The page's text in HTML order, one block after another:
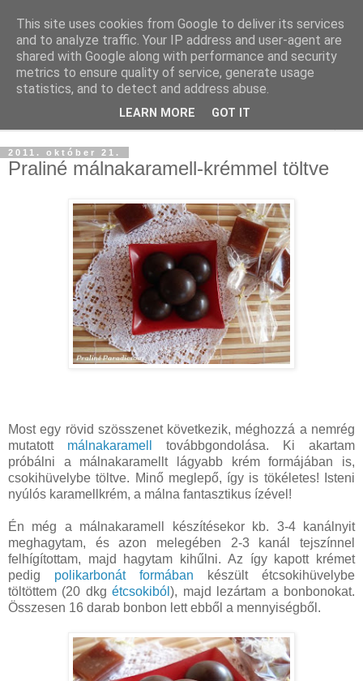
2011. október 21.
Praliné málnakaramell-krémmel töltve
Most egy rövid szösszenet következik, méghozzá a nemrég
mutatott málnakaramell
továbbgondolása. Ki akartam
próbálni a málnakaramellt lágyabb krém formájában is,
csokihüvelybe töltve. Minő meglepő, így is tökéletes! Isteni
nyúlós karamellkrém, a málna fantasztikus ízével!
Én még a málnakaramell készítésekor kb. 3-4 kanálnyit
meghagytam, és azon melegében 2-3 kanál tejszínnel
felhígítottam, majd hagytam kihűlni. Az így kapott krémet
pedig polikarbonát formában készült étcsokihüvelybe
töltöttem (20 dkgétcsokiból), majd lezártam a bonbonokat.
Összesen 16 darab bonbon lett ebből a mennyiségből.
This site uses cookies from Google to deliver its services
and to analyze traffic. Your IP address and user-agent are
shared with Google along with performance and security
metrics to ensure quality of service, generate usage
statistics, and to detect and address abuse.
LEARN MORE GOT IT